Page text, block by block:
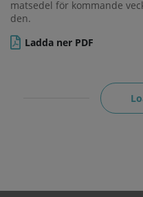
matsedel för kommande
den.
Ladda ner PDF